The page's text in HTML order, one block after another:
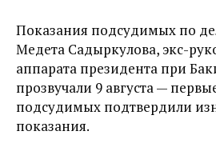
Показания подсудимых по
Медета Садыркулова, экс-
аппарата президента при
прозвучали 9 августа —
подсудимых подтвердили
показания.